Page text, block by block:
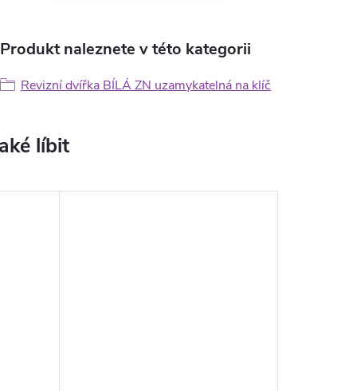
Produkt naleznete v této kategorii
Revizní dvířka BÍLÁ ZN uzamykatelná na klíč